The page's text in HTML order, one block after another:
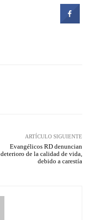
ARTÍCULO SIGUIENTE
Evangélicos RD denuncian
deterioro de la calidad de vida,
debido a carestía